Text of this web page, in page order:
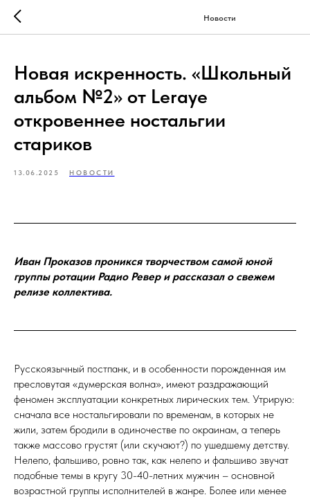
Новости
Новая искренность. «Школьный
альбом №2» от Leraye
откровеннее ностальгии
стариков
13.06.2025 НОВОСТИ
Иван Проказов проникся творчеством самой юной
группы ротации Радио Ревер и рассказал о свежем
релизе коллектива.
Русскоязычный постпанк, и в особенности порожденная им
пресловутая «думерская волна», имеют раздражающий
феномен эксплуатации конкретных лирических тем. Утрирую:
сначала все ностальгировали по временам, в которых не
жили, затем бродили в одиночестве по окраинам, а теперь
также массово грустят (или скучают?) по ушедшему детству.
Нелепо, фальшиво, ровно так, как нелепо и фальшиво звучат
подобные темы в кругу 30-40-летних мужчин – основной
возрастной группы исполнителей в жанре. Более или менее